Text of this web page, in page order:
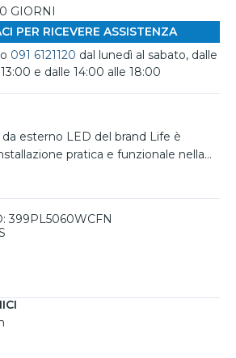
GIORNI
PER RICEVERE ASSISTENZA
091 6121120 dal lunedì al sabato, dalle
e dalle 14:00 alle 18:00
esterno LED del brand Life è
pratica e funzionale nella
di tecnologia LED con potenza di
tra 3000K, 4000K e 6500K,
desiderata. Con una durata
agli agenti atmosferici, garantendo
vialetti, giardini o scale esterne. Le
(19 cm di larghezza, 9 cm di
lo rendono discreto ed
399PL5060WCFN